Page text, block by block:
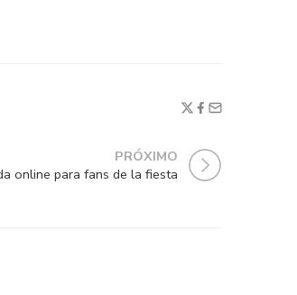
PRÓXIMO
online para fans de la fiesta